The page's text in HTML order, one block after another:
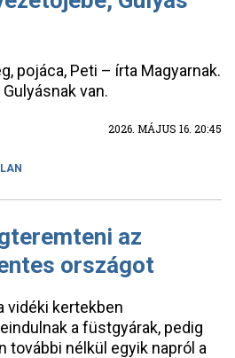
pojáca, Peti – írta Magyarnak.
van.
2026. MÁJUS 16. 20:45
az
országot
vidéki kertekben
a füstgyárak, pedig
további nélkül egyik napról a